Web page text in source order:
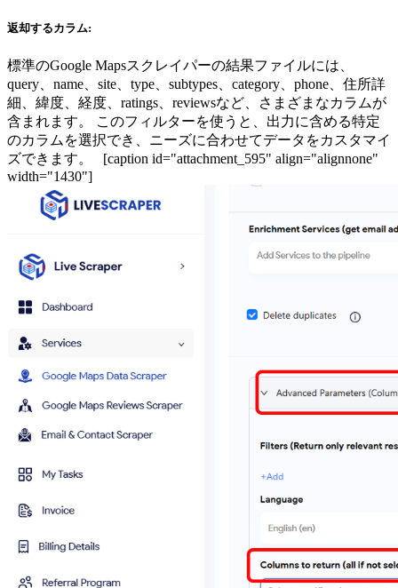
返却するカラム:
標準のGoogle Mapsスクレイパーの結果ファイルには、
query、name、site、type、subtypes、category、phone、住所詳
細、緯度、経度、ratings、reviewsなど、さまざまなカラムが
含まれます。 このフィルターを使うと、出力に含める特定
のカラムを選択でき、ニーズに合わせてデータをカスタマイ
ズできます。 [caption id="attachment_595" align="alignnone"
width="1430"]